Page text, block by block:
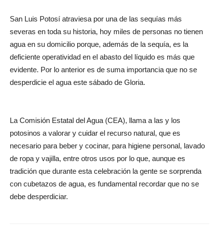
San Luis Potosí atraviesa por una de las sequías más
severas en toda su historia, hoy miles de personas no tienen
agua en su domicilio porque, además de la sequía, es la
deficiente operatividad en el abasto del líquido es más que
evidente. Por lo anterior es de suma importancia que no se
desperdicie el agua este sábado de Gloria.
La Comisión Estatal del Agua (CEA), llama a las y los
potosinos a valorar y cuidar el recurso natural, que es
necesario para beber y cocinar, para higiene personal, lavado
de ropa y vajilla, entre otros usos por lo que, aunque es
tradición que durante esta celebración la gente se sorprenda
con cubetazos de agua, es fundamental recordar que no se
debe desperdiciar.